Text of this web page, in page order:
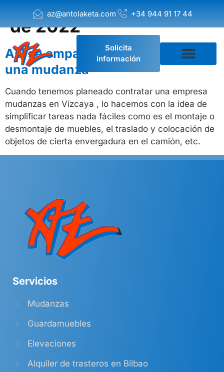
az@antolaketa.com +34 944 91 17 44
Solicita
información
de 2022
Así se empaqueta un espejo para
una mudanza
Cuando tenemos planeado contratar una empresa
mudanzas en Vizcaya , lo hacemos con la idea de
simplificar tareas nada fáciles como es el montaje o
desmontaje de muebles, el traslado y colocación de
objetos de cierta envergadura en el camión, etc.
Servicios
Mudanzas
Guardamuebles
Elevaciones
Alquiler de trasteros en Bilbao